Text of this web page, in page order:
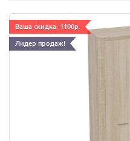
Ваша скидка: 1100р.
Лидер продаж!